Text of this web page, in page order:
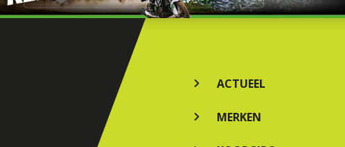
ACTUEEL
MERKEN